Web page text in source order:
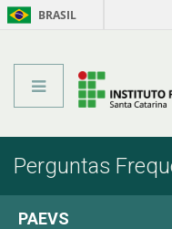
BRASIL
Perguntas
PAEVS